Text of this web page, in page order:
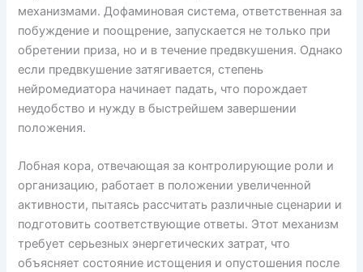
механизмами. Дофаминовая система, ответственная за
побуждение и поощрение, запускается не только при
обретении приза, но и в течение предвкушения. Однако
если предвкушение затягивается, степень
нейромедиатора начинает падать, что порождает
неудобство и нужду в быстрейшем завершении
положения.
Лобная кора, отвечающая за контролирующие роли и
организацию, работает в положении увеличенной
активности, пытаясь рассчитать различные сценарии и
подготовить соответствующие ответы. Этот механизм
требует серьезных энергетических затрат, что
объясняет состояние истощения и опустошения после